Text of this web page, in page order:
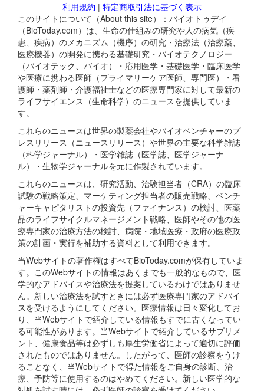
利用規約 | 特定商取引法に基づく表示
このサイトについて（About this site）：バイオトゥデイ
（BioToday.com）は、生命の仕組みの研究や人の病気（疾
患、疾病）のメカニズム（機序）の研究・治療法（治療薬、
医療機器）の開発に携わる基礎研究・バイオテクノロジー
（バイオテック、バイオ）・応用医学・基礎医学・臨床医学
や医療に携わる医師（プライマリーケア医師、専門医）・看
護師・薬剤師・介護福祉士などの医療専門家に対して最新の
ライフサイエンス（生命科学）のニュースを提供していま
す。
これらのニュースは世界の製薬会社やバイオベンチャーのプ
レスリリース（ニュースリリース）や世界の主要な科学雑誌
（科学ジャーナル）・医学雑誌（医学誌、医学ジャーナ
ル）・生物学ジャーナルを元に作製されています。
これらのニュースは、研究活動、治験担当者（CRA）の臨床
試験の戦略策定、マーケティング担当者の販売戦略、ベンチ
ャーキャピタリストの投資先（ファイナンス）の検討、医薬
品のライフサイクルマネージメント戦略、医師やその他の医
療専門家の治療方法の検討、病院・地域医療・政府の医療政
策の計画・実行を補助する資料として利用できます。
当Webサイトの著作権はすべてBioToday.comが保有していま
す。このWebサイトの情報はあくまでも一般的なもので、医
学的なアドバイスや治療法を提案しているわけではありませ
ん。新しい治療法を試すときには必ず医療専門家のアドバイ
スを受けるようにしてください。医療情報は日々変化してお
り、当Webサイトで紹介している情報もすでに古くなってい
る可能性があります。当Webサイトで紹介しているサプリメ
ント、健康食品等は必ずしも厚生労働省によって適切に評価
されたものではありません。したがって、医師の診察をうけ
ることなく、当Webサイトで得た情報をご自身の診断、治
療、予防等に使用するのはやめてください。新しい医学的な